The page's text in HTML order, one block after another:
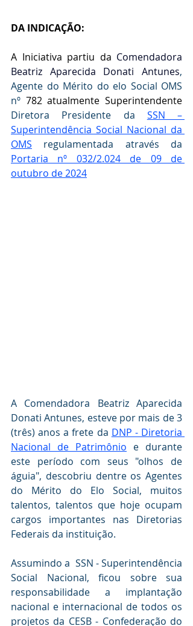
DA INDICAÇÃO:
A Iniciativa partiu da Comendadora
Beatriz Aparecida Donati Antunes,
Agente do Mérito do elo Social OMS
nº
Diretora Presidente da SSN –
Superintendência Social Nacional da
OMS
Portaria nº 032/2.024 de 09 de
outubro de 2024
A Comendadora Beatriz Aparecida
Donati Antunes, esteve por mais de 3
(três) anos a frete da DNP - Diretoria
Nacional de Patrimônio e durante
este período com seus "olhos de
águia", descobriu dentre os Agentes
do Mérito do Elo Social, muitos
talentos, talentos que hoje ocupam
cargos importantes nas Diretorias
Federais da instituição.
Assumindo a  SSN - Superintendência
Social Nacional, ficou sobre sua
responsabilidade a implantação
nacional e internacional de todos os
projetos da CESB - Confederação do